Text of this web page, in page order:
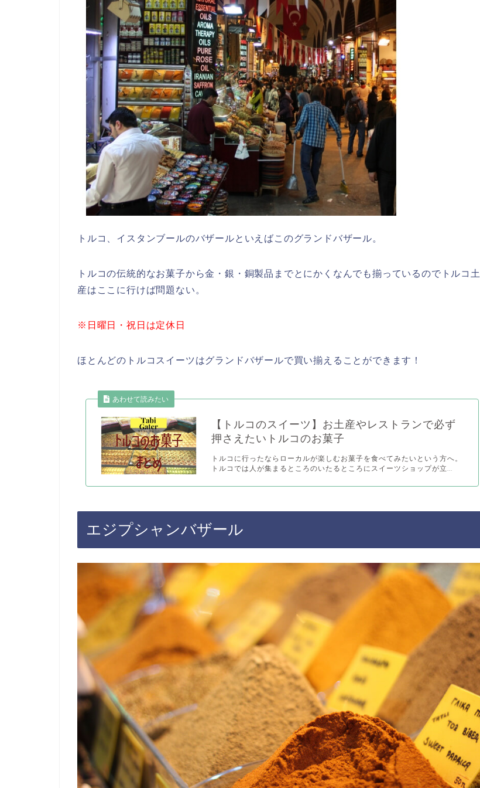
トルコ、イスタンブールのバザールといえばこのグランドバザール。
トルコの伝統的なお菓子から金・銀・銅製品までとにかくなんでも揃っているのでトルコ土
産はここに行けば問題ない。
※日曜日・祝日は定休日
ほとんどのトルコスイーツはグランドバザールで買い揃えることができます！
あわせて読みたい
【トルコのスイーツ】お土産やレストランで必ず
押さえたいトルコのお菓子
トルコに行ったならローカルが楽しむお菓子を食べてみたいという方へ。
トルコでは人が集まるところのいたるところにスイーツショップが立...
エジプシャンバザール